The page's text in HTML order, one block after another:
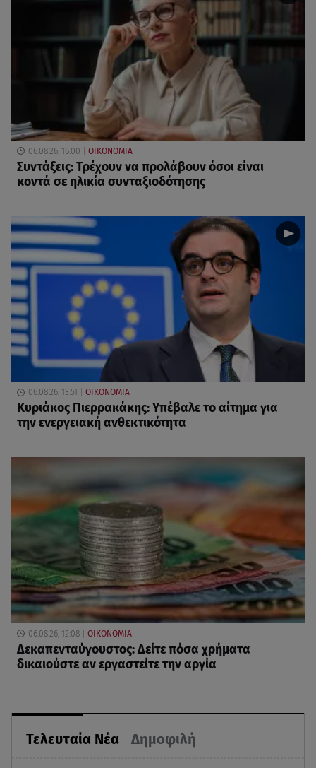
Τελευταία Νέα Δημοφιλή
06.08.26, 16:00 ΟΙΚΟΝΟΜΙΑ
Συντάξεις: Τρέχουν να προλάβουν όσοι είναι
κοντά σε ηλικία συνταξιοδότησης
06.08.26, 13:51 ΟΙΚΟΝΟΜΙΑ
Κυριάκος Πιερρακάκης: Υπέβαλε το αίτημα για
την ενεργειακή ανθεκτικότητα
06.08.26, 12:08 ΟΙΚΟΝΟΜΙΑ
Δεκαπενταύγουστος: Δείτε πόσα χρήματα
δικαιούστε αν εργαστείτε την αργία